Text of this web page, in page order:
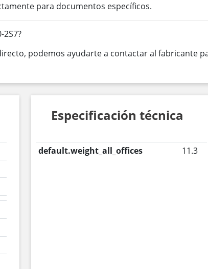
para documentos específicos.
podemos ayudarte a contactar al fabricante
Especificación técnica
default.weight_all_offices 11.3